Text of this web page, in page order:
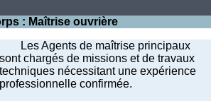
: Maîtrise ouvrière
Les Agents de maîtrise principaux
sont chargés de missions et de travaux
techniques nécessitant une expérience
professionnelle confirmée.